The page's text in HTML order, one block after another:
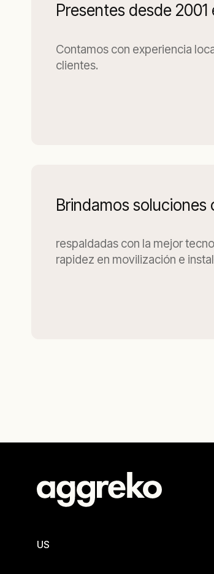
Presentes desde
Contamos con experiencia
clientes.
Brindamos soluciones
respaldadas con la mejor
rapidez en movilización e
US